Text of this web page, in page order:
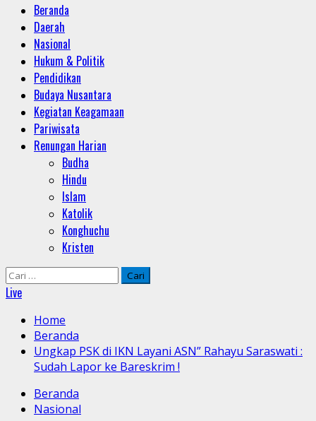
Primary
Menu
Beranda
Daerah
Nasional
Hukum & Politik
Pendidikan
Budaya Nusantara
Kegiatan Keagamaan
Pariwisata
Renungan Harian
Budha
Hindu
Islam
Katolik
Konghuchu
Kristen
Cari
untuk:
Live
Home
Beranda
Ungkap PSK di IKN Layani ASN” Rahayu Saraswati :
Sudah Lapor ke Bareskrim !
Beranda
Nasional